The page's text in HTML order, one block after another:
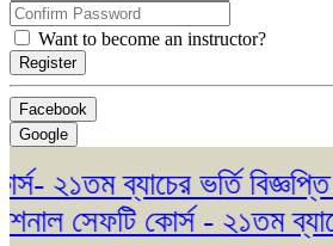
Want to become an instructor?
Register
Facebook
Google
২১তম ব্যাচের ভর্তি
সেফটি কোর্স - ২১তম